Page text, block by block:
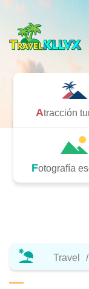
Atracción
Fotografía
Travel